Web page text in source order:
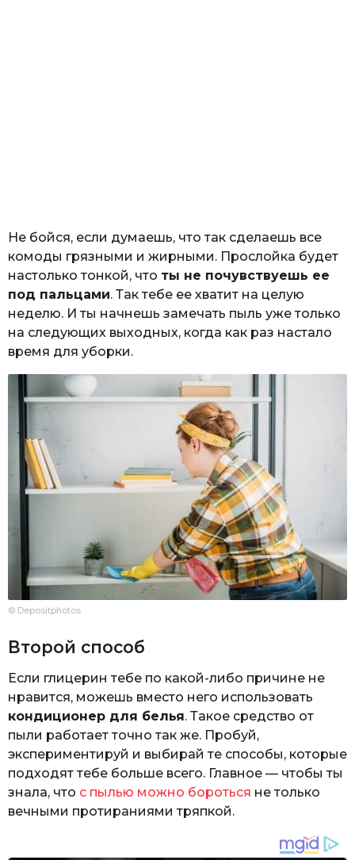
Не бойся, если думаешь, что так сделаешь все
комоды грязными и жирными. Прослойка будет
настолько тонкой, что ты не почувствуешь ее
под пальцами. Так тебе ее хватит на целую
неделю. И ты начнешь замечать пыль уже только
на следующих выходных, когда как раз настало
время для уборки.
© Depositphotos
Второй способ
Если глицерин тебе по какой-либо причине не
нравится, можешь вместо него использовать
кондиционер для белья. Такое средство от
пыли работает точно так же. Пробуй,
экспериментируй и выбирай те способы, которые
подходят тебе больше всего. Главное — чтобы ты
знала, что с пылью можно бороться не только
вечными протираниями тряпкой.